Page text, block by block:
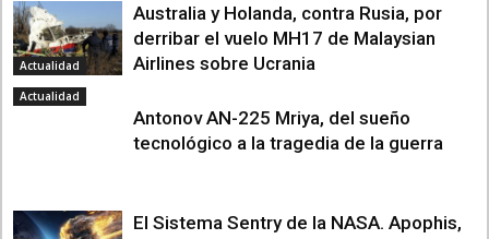
Actualidad
Australia y Holanda, contra Rusia, por
derribar el vuelo MH17 de Malaysian
Airlines sobre Ucrania
Actualidad
Antonov AN-225 Mriya, del sueño
tecnológico a la tragedia de la guerra
El Sistema Sentry de la NASA. Apophis,